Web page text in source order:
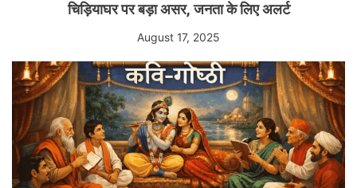
चिड़ियाघर पर बड़ा असर, जनता के लिए अलर्ट
August 17, 2025